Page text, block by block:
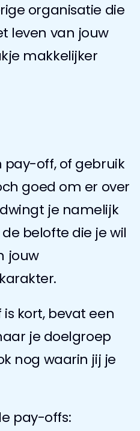
organisatie die
leven van jouw
makkelijker
pay-off, of gebruik
goed om er over
je namelijk
belofte die je wil
jouw
kort, bevat een
je doelgroep
nog waarin jij je
pay-offs: